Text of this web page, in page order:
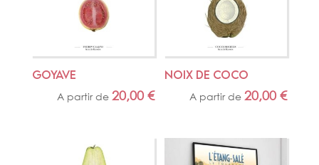
GOYAVE
A partir de 20,00 €
NOIX DE COCO
A partir de20,00€